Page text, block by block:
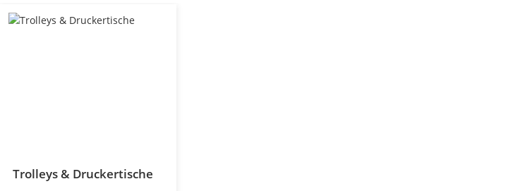
Trolleys & Druckertische